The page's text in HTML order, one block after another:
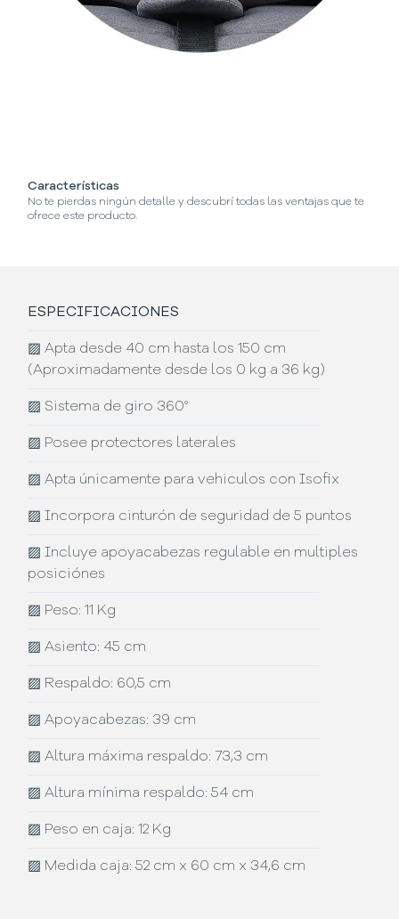
Características
No te pierdas ningún detalle y descubrí todas las ventajas que te
ofrece este producto.
ESPECIFICACIONES
▨Apta desde 40 cm hasta los 150 cm
(Aproximadamente desde los 0 kg a 36 kg)
▨ Sistema de giro 360°
▨ Posee protectores laterales
▨Apta únicamente para vehiculos con Isofix
▨Incorpora cinturón de seguridad de 5 puntos
▨Incluye apoyacabezas regulable en multiples
posiciónes
▨ Peso: 11 Kg
▨Asiento: 45 cm
▨ Respaldo: 60,5 cm
▨Apoyacabezas: 39 cm
▨Altura máxima respaldo: 73,3 cm
▨Altura mínima respaldo: 54 cm
▨ Peso en caja: 12 Kg
▨ Medida caja: 52 cm x 60 cm x 34,6 cm